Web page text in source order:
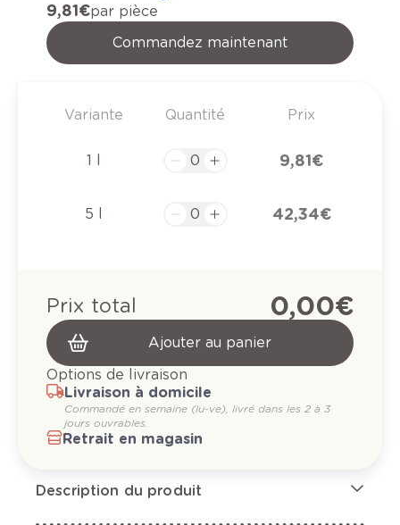
9,81 €par pièce
Commandez maintenant
Variante Quantité Prix
1 l 9,81 €
5 l 42,34 €
Prix total 0,00 €
Ajouter au panier
Options de livraison
Livraison à domicile
Commandé en semaine (lu-ve), livré dans les 2 à 3
jours ouvrables.
Retrait en magasin
Description du produit